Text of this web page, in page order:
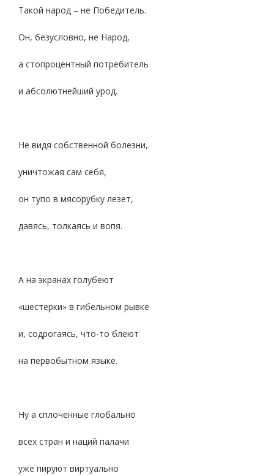
Такой народ – не Победитель.
Он, безусловно, не Народ,
а стопроцентный потребитель
и абсолютнейший урод.
Не видя собственной болезни,
уничтожая сам себя,
он тупо в мясорубку лезет,
давясь, толкаясь и вопя.
А на экранах голубеют
«шестерки» в гибельном рывке
и, содрогаясь, что-то блеют
на первобытном языке.
Ну а сплоченные глобально
всех стран и наций палачи
уже пируют виртуально